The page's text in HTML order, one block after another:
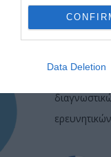
Data Deletion